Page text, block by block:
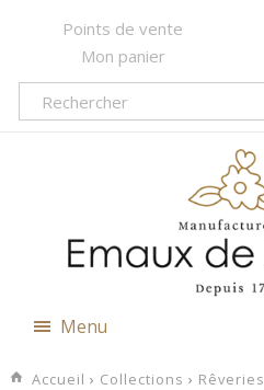
Points de vente
Mon panier
Menu
Accueil › Collections › Rêveries